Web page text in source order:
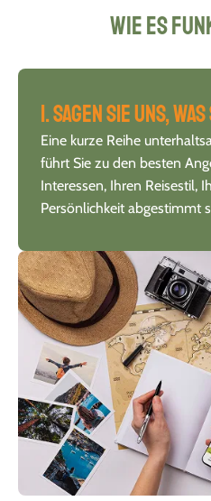
Wie es
1. Sagen Sie uns,
Eine kurze Reihe
führt Sie zu den besten
Interessen, Ihren Reisestil,
Persönlichkeit abgestimmt